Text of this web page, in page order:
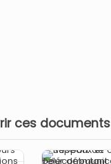
ces documents